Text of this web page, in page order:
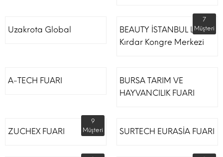
Uzakrota Global
BEAUTY İSTANBUL Lütfi
Kırdar Kongre Merkezi
7
Müşteri
A-TECH FUARI
BURSA TARIM VE
HAYVANCILIK FUARI
ZUCHEX FUARI
9
Müşteri
SURTECH EURASİA FUARI